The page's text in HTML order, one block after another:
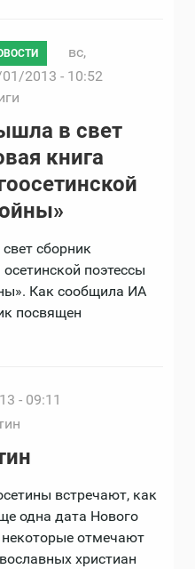
вс,
2013 - 10:52
в свет
книга
сборник
поэтессы
Как сообщила ИА
посвящен
- 09:11
встречают, как
одна дата Нового
отмечают
христиан